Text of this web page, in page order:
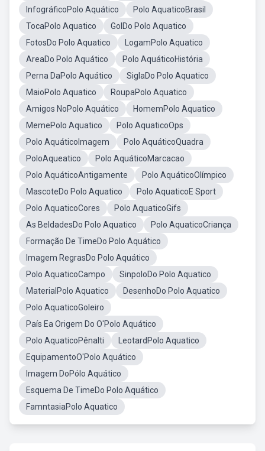
InfográficoPolo Aquático
Polo AquaticoBrasil
TocaPolo Aquatico
GolDo Polo Aquatico
FotosDo Polo Aquatico
LogamPolo Aquatico
AreaDo Polo Aquático
Polo AquáticoHistória
Perna DaPolo Aquático
SiglaDo Polo Aquatico
MaioPolo Aquatico
RoupaPolo Aquatico
Amigos NoPolo Aquático
HomemPolo Aquatico
MemePolo Aquatico
Polo AquaticoOps
Polo AquáticoImagem
Polo AquáticoQuadra
PoloAqueatico
Polo AquáticoMarcacao
Polo AquáticoAntigamente
Polo AquáticoOlímpico
MascoteDo Polo Aquatico
Polo AquaticoE Sport
Polo AquaticoCores
Polo AquaticoGifs
As BeldadesDo Polo Aquatico
Polo AquaticoCriança
Formação De TimeDo Polo Aquático
Imagem RegrasDo Polo Aquático
Polo AquaticoCampo
SinpoloDo Polo Aquatico
MaterialPolo Aquatico
DesenhoDo Polo Aquatico
Polo AquaticoGoleiro
País Ea Origem Do O'Polo Aquático
Polo AquaticoPênalti
LeotardPolo Aquatico
EquipamentoO'Polo Aquático
Imagem DoPólo Aquático
Esquema De TimeDo Polo Aquático
FamntasiaPolo Aquatico